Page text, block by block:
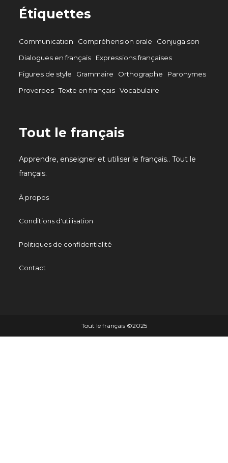
Étiquettes
Communication Compréhension orale
Conjugaison
Dialogues en français
Expressions françaises
Figures de style
Grammaire Orthographe
Paronymes
Proverbes Texte en français Vocabulaire
Tout le français
Apprendre, enseigner et utiliser le français.. Tout le
français.
À propos
Conditions d'utilisation
Politiques de confidentialité
Contact
Tout le français ©️2025